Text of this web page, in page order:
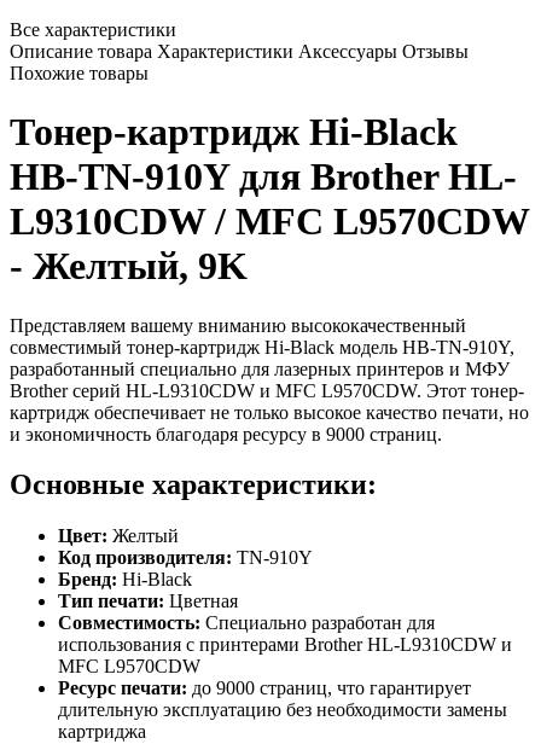
Все характеристики
Описание товара Характеристики Аксессуары Отзывы
Похожие товары
Тонер-картридж Hi-Black
HB-TN-910Y для Brother HL-
L9310CDW / MFC L9570CDW
- Желтый, 9K
Представляем вашему вниманию высококачественный
совместимый тонер-картридж Hi-Black модель HB-TN-910Y,
разработанный специально для лазерных принтеров и МФУ
Brother серий HL-L9310CDW и MFC L9570CDW. Этот тонер-
картридж обеспечивает не только высокое качество печати, но
и экономичность благодаря ресурсу в 9000 страниц.
Основные характеристики:
Цвет: Желтый
Код производителя: TN-910Y
Бренд: Hi-Black
Тип печати: Цветная
Совместимость: Специально разработан для
использования с принтерами Brother HL-L9310CDW и
MFC L9570CDW
Ресурс печати: до 9000 страниц, что гарантирует
длительную эксплуатацию без необходимости замены
картриджа